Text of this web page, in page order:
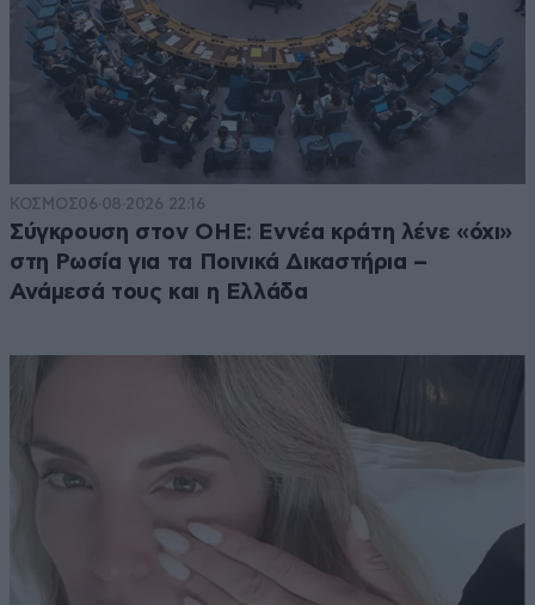
ΚΟΣΜΟΣ06·08·2026 22:16
Σύγκρουση στον ΟΗΕ: Εννέα κράτη λένε «όχι»
στη Ρωσία για τα Ποινικά Δικαστήρια –
Ανάμεσά τους και η Ελλάδα